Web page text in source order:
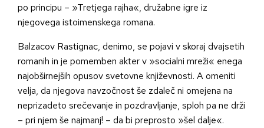
po principu – »Tretjega rajha«, družabne igre iz
njegovega istoimenskega romana.
Balzacov Rastignac, denimo, se pojavi v skoraj dvajsetih
romanih in je pomemben akter v »socialni mreži« enega
najobširnejših opusov svetovne književnosti. A omeniti
velja, da njegova navzočnost še zdaleč ni omejena na
neprizadeto srečevanje in pozdravljanje, sploh pa ne drži
– pri njem še najmanj! – da bi preprosto »šel dalje«.